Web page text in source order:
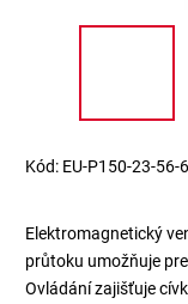
Kód: EU-P150-23-56-6
Elektromagnetický
průtoku umožňuje
Ovládání zajišťuje